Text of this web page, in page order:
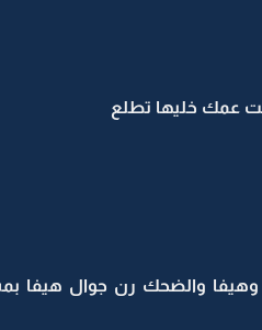
عمك خليها تطلع
والضحك رن جوال